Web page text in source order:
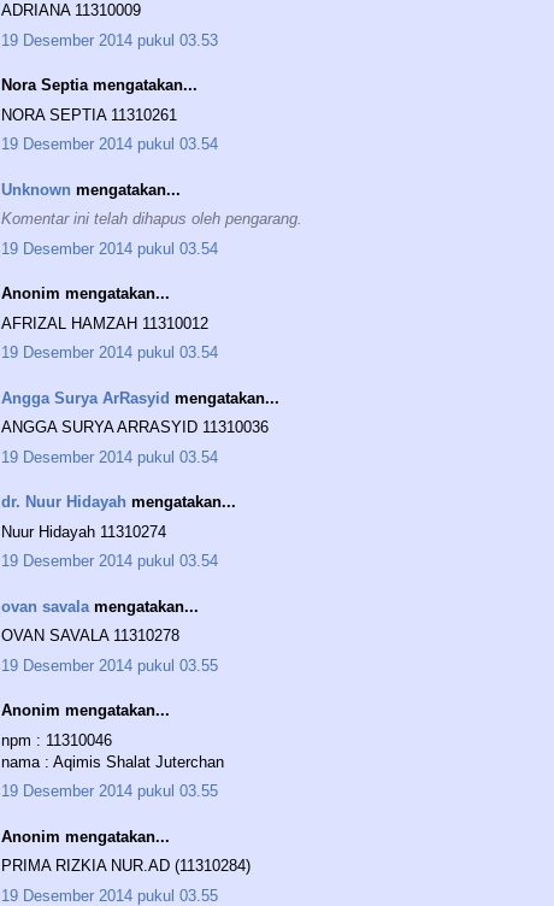
ADRIANA 11310009
19 Desember 2014 pukul 03.53
Nora Septia mengatakan...
NORA SEPTIA 11310261
19 Desember 2014 pukul 03.54
Unknown mengatakan...
Komentar ini telah dihapus oleh pengarang.
19 Desember 2014 pukul 03.54
Anonim mengatakan...
AFRIZAL HAMZAH 11310012
19 Desember 2014 pukul 03.54
Angga Surya ArRasyid mengatakan...
ANGGA SURYA ARRASYID 11310036
19 Desember 2014 pukul 03.54
dr. Nuur Hidayah mengatakan...
Nuur Hidayah 11310274
19 Desember 2014 pukul 03.54
ovan savala mengatakan...
OVAN SAVALA 11310278
19 Desember 2014 pukul 03.55
Anonim mengatakan...
npm : 11310046
nama : Aqimis Shalat Juterchan
19 Desember 2014 pukul 03.55
Anonim mengatakan...
PRIMA RIZKIA NUR.AD (11310284)
19 Desember 2014 pukul 03.55